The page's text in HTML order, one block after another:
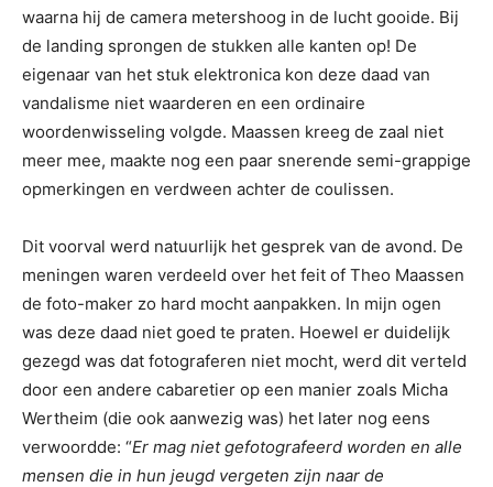
waarna hij de camera metershoog in de lucht gooide. Bij
de landing sprongen de stukken alle kanten op! De
eigenaar van het stuk elektronica kon deze daad van
vandalisme niet waarderen en een ordinaire
woordenwisseling volgde. Maassen kreeg de zaal niet
meer mee, maakte nog een paar snerende semi-grappige
opmerkingen en verdween achter de coulissen.
Dit voorval werd natuurlijk het gesprek van de avond. De
meningen waren verdeeld over het feit of Theo Maassen
de foto-maker zo hard mocht aanpakken. In mijn ogen
was deze daad niet goed te praten. Hoewel er duidelijk
gezegd was dat fotograferen niet mocht, werd dit verteld
door een andere cabaretier op een manier zoals Micha
Wertheim (die ook aanwezig was) het later nog eens
verwoordde: “Er mag niet gefotografeerd worden en alle
mensen die in hun jeugd vergeten zijn naar de